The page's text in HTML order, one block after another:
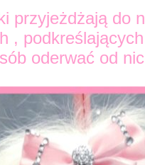
przyjeżdżają do
,
oderwać od